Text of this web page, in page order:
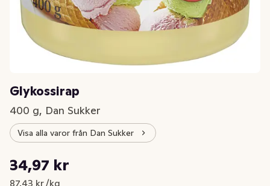
Glykossirap
400 g, Dan Sukker
Visa alla varor från Dan Sukker
Nuvarande pris är: 34,97 kr
34,97 kr
87,43 kr /kg
Styckpris: 87,43 kr /kg